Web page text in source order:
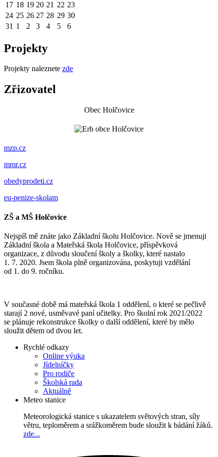
17 18 19 20 21 22 23
24 25 26 27 28 29 30
31 1 2 3 4 5 6
Projekty
Projekty naleznete zde
Zřizovatel
Obec Holčovice
mzp.cz
mmr.cz
obedyprodeti.cz
eu-penize-skolam
ZŠ a MŠ Holčovice
Nejspíš mě znáte jako Základní školu Holčovice. Nově se jmenuji
Základní škola a Mateřská škola Holčovice, příspěvková
organizace, z důvodu sloučení školy a školky, které nastalo
1. 7. 2020. Jsem škola plně organizována, poskytuji vzdělání
od 1. do 9. ročníku.
V současné době má mateřská škola 1 oddělení, o které se pečlivě
starají 2 nové, usměvavé paní učitelky. Pro školní rok 2021/2022
se plánuje rekonstrukce školky o další oddělení, které by mělo
sloužit dětem od dvou let.
Rychlé odkazy
Online výuka
Jídelníčky
Pro rodiče
Školská rada
Aktuálně
Meteo stanice
Meteorologická stanice s ukazatelem světových stran, síly
větru, teploměrem a srážkoměrem bude sloužit k bádání žáků.
zde...